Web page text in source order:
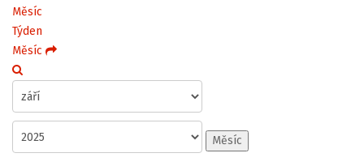
Měsíc
Týden
Měsíc
Měsíc